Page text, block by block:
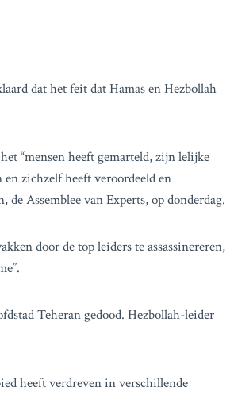
dat het feit dat Hamas en Hezbollah
“mensen heeft gemarteld, zijn lelijke
zichzelf heeft veroordeeld en
Assemblee van Experts, op donderdag.
door de top leiders te assassinereren,
Teheran gedood. Hezbollah-leider
heeft verdreven in verschillende